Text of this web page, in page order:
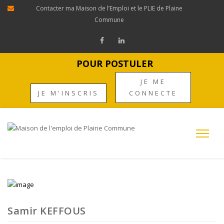
Contacter ma Maison de l’Emploi et le PLIE de Plaine
Commune
POUR POSTULER
JE M'INSCRIS
JE ME
CONNECTE
Samir KEFFOUS